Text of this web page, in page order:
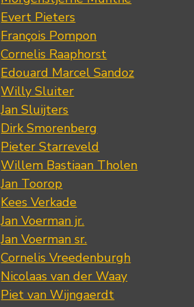
Evert Pieters
François Pompon
Cornelis Raaphorst
Edouard Marcel Sandoz
Willy Sluiter
Jan Sluijters
Dirk Smorenberg
Pieter Starreveld
Willem Bastiaan Tholen
Jan Toorop
Kees Verkade
Jan Voerman jr.
Jan Voerman sr.
Cornelis Vreedenburgh
Nicolaas van der Waay
Piet van Wijngaerdt